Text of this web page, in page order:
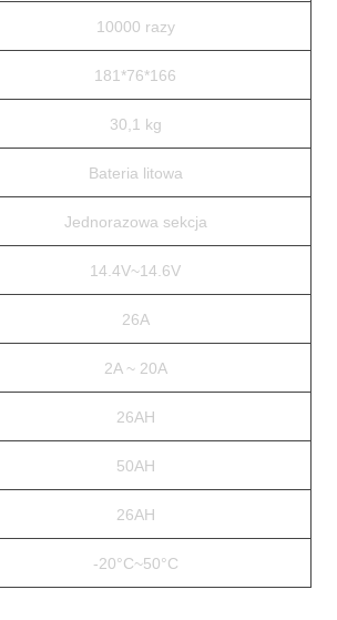
10000 razy
181*76*166
30,1 kg
Bateria litowa
Jednorazowa sekcja
14.4V~14.6V
26A
2A ~ 20A
26AH
50AH
26AH
-20°C~50°C